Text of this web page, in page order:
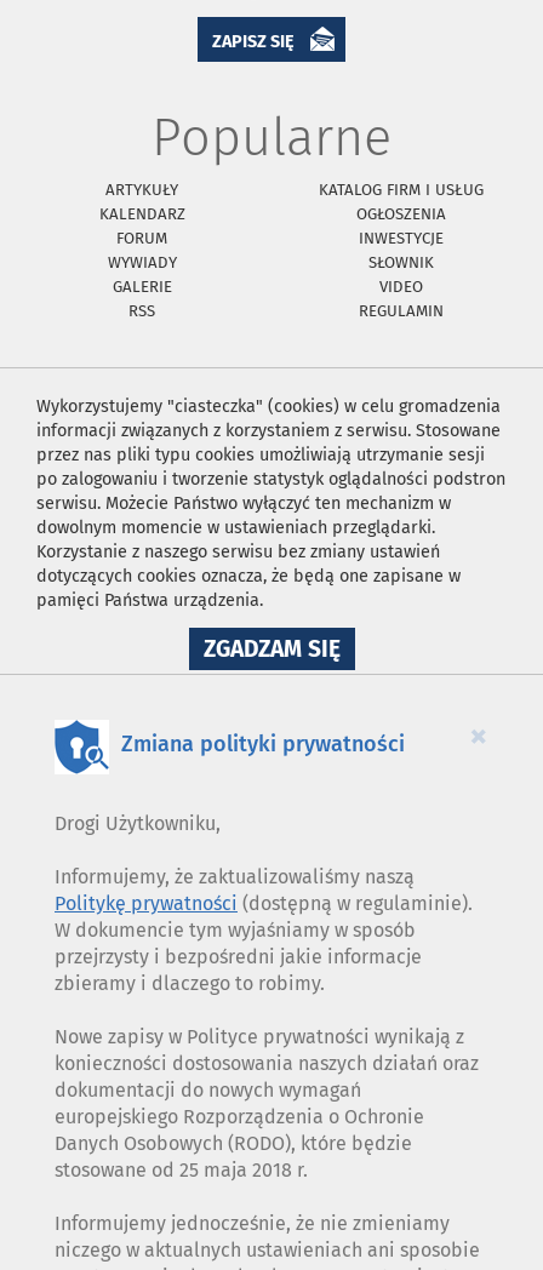
ZAPISZ SIĘ
Popularne
ARTYKUŁY
KATALOG FIRM I USŁUG
KALENDARZ
OGŁOSZENIA
FORUM
INWESTYCJE
WYWIADY
SŁOWNIK
GALERIE
VIDEO
RSS
REGULAMIN
Wykorzystujemy "ciasteczka" (cookies) w celu gromadzenia
informacji związanych z korzystaniem z serwisu. Stosowane
przez nas pliki typu cookies umożliwiają utrzymanie sesji
po zalogowaniu i tworzenie statystyk oglądalności podstron
serwisu. Możecie Państwo wyłączyć ten mechanizm w
dowolnym momencie w ustawieniach przeglądarki.
Korzystanie z naszego serwisu bez zmiany ustawień
dotyczących cookies oznacza, że będą one zapisane w
pamięci Państwa urządzenia.
ZGADZAM SIĘNA
WYKORZYSTANIE
×
Zmiana polityki prywatności
Drogi Użytkowniku,
Informujemy, że zaktualizowaliśmy naszą
Politykę prywatności (dostępną w regulaminie).
W dokumencie tym wyjaśniamy w sposób
przejrzysty i bezpośredni jakie informacje
zbieramy i dlaczego to robimy.
Nowe zapisy w Polityce prywatności wynikają z
konieczności dostosowania naszych działań oraz
dokumentacji do nowych wymagań
europejskiego Rozporządzenia o Ochronie
Danych Osobowych (RODO), które będzie
stosowane od 25 maja 2018 r.
Informujemy jednocześnie, że nie zmieniamy
niczego w aktualnych ustawieniach ani sposobie